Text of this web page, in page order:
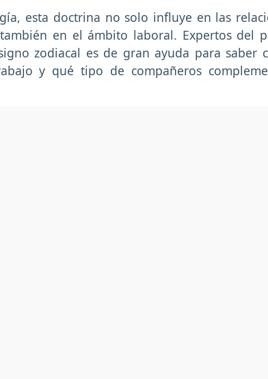
esta doctrina no solo influye en las
en el ámbito laboral. Expertos del
zodiacal es de gran ayuda para saber
y qué tipo de compañeros